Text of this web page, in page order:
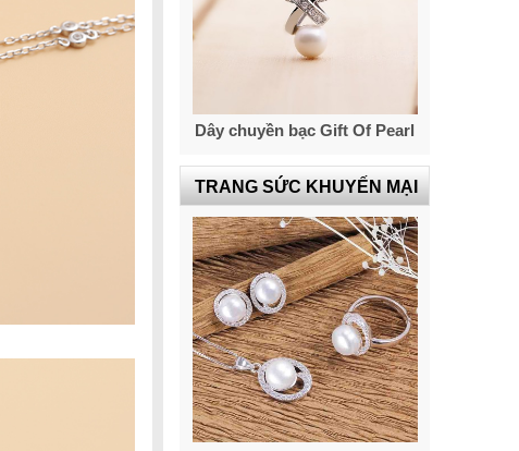
Dây chuyền bạc Gift Of Pearl
TRANG SỨC KHUYẾN MẠI